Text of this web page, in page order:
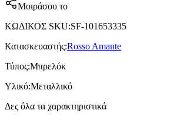
Μοιράσου το
ΚΩΔΙΚΟΣ SKU:SF-101653335
Κατασκευαστής:Rosso Amante
Τύπος:Μπρελόκ
Υλικό:Μεταλλικό
Δες όλα τα χαρακτηριστικά